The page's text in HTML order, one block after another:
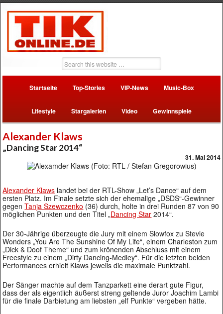
Startseite Top-Stories VIP-News Music-Box
Lifestyle Stargalerien Video Gewinnspiele
Alexander Klaws
„Dancing Star 2014“
31. Mai 2014
Alexander Klaws landet bei der RTL-Show „Let’s Dance“ auf dem
ersten Platz. Im Finale setzte sich der ehemalige „DSDS“-Gewinner
gegenTanja Szewczenko (36) durch, holte in drei Runden 87 von 90
möglichen Punkten und den Titel „Dancing Star 2014“.
Der 30-Jährige überzeugte die Jury mit einem Slowfox zu Stevie
Wonders „You Are The Sunshine Of My Life“, einem Charleston zum
„Dick & Doof Theme“ und zum krönenden Abschluss mit einem
Freestyle zu einem „Dirty Dancing-Medley“. Für die letzten beiden
Performances erhielt Klaws jeweils die maximale Punktzahl.
Der Sänger machte auf dem Tanzparkett eine derart gute Figur,
dass der als eigentlich äußerst streng geltende Juror Joachim Lambi
für die finale Darbietung am liebsten „elf Punkte“ vergeben hätte.